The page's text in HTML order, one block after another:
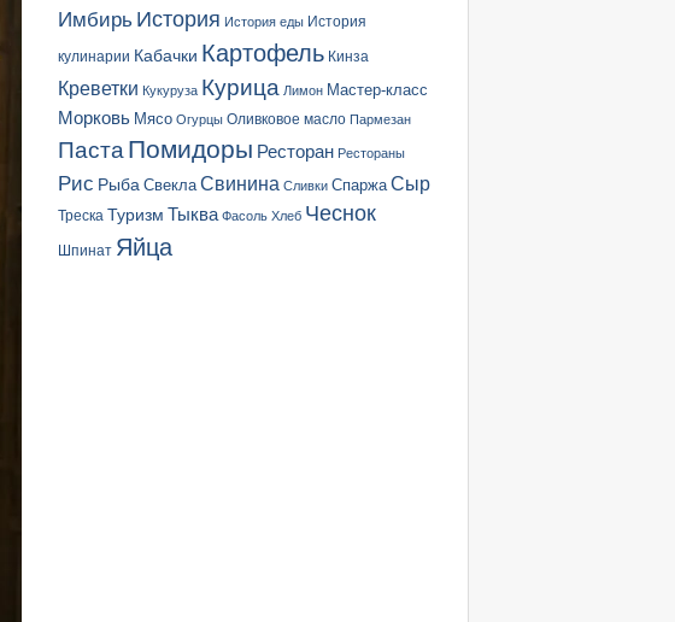
Имбирь История История еды История
кулинарии Кабачки Картофель Кинза
Креветки Кукуруза Курица Лимон Мастер-класс
Морковь Мясо Огурцы Оливковое масло Пармезан
ПастаПомидоры Ресторан Рестораны
Рис Рыба Свекла Свинина Сливки Спаржа Сыр
Треска Туризм Тыква Фасоль Хлеб Чеснок
Шпинат Яйца